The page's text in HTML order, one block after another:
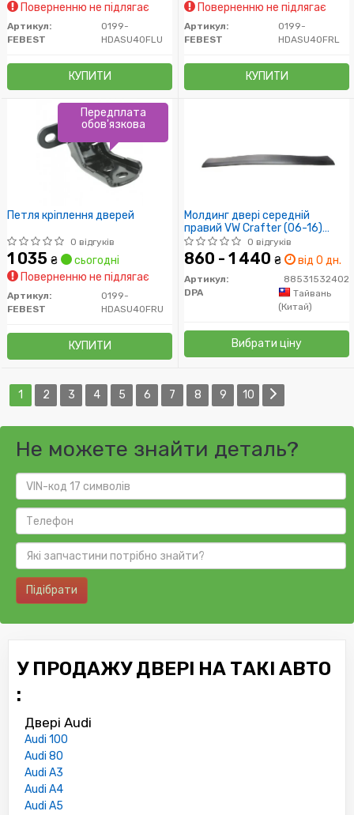
Поверненню не підлягає
Артикул:
0199-
HDASU40FLU
FEBEST
КУПИТИ
Поверненню не підлягає
Артикул:
0199-
HDASU40FRL
FEBEST
КУПИТИ
Петля кріплення дверей
0 відгуків
1 035 ₴
сьогодні
Поверненню не підлягає
Артикул:
0199-
HDASU40FRU
FEBEST
КУПИТИ
Передплата
обов'язкова
Молдинг двері середній
правий VW Crafter (06-16)
(88531532402) DPA
0 відгуків
860 - 1 440 ₴ від 0 дн.
Артикул:
88531532402
DPA
Тайвань
(Китай)
Вибрати ціну
1 2 3 4 5 6 7 8 9 10
Не можете знайти деталь?
Підібрати
У ПРОДАЖУ ДВЕРІ НА ТАКІ АВТО
:
Двері Audi
Audi 100
Audi 80
Audi A3
Audi A4
Audi A5